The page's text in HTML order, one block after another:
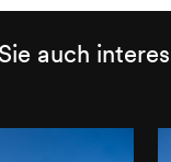
auch